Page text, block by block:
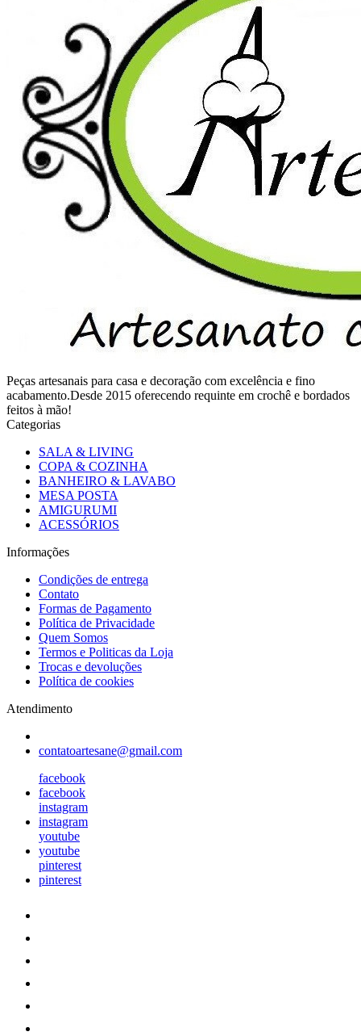
Peças artesanais para casa e decoração com excelência e fino
acabamento.Desde 2015 oferecendo requinte em crochê e bordados
feitos à mão!
Categorias
SALA & LIVING
COPA & COZINHA
BANHEIRO & LAVABO
MESA POSTA
AMIGURUMI
ACESSÓRIOS
Informações
Condições de entrega
Contato
Formas de Pagamento
Política de Privacidade
Quem Somos
Termos e Politicas da Loja
Trocas e devoluções
Política de cookies
Atendimento
contatoartesane@gmail.com
facebook
facebook
instagram
instagram
youtube
youtube
pinterest
pinterest